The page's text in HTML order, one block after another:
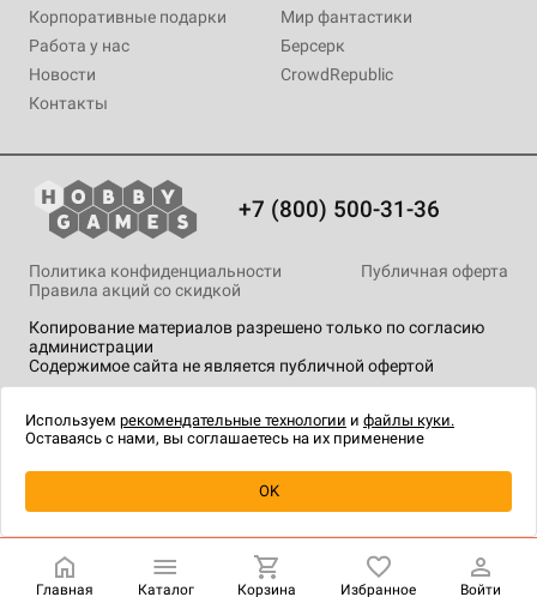
Уведомить о наличии
Корпоративные подарки
Работа у нас
Новости
Контакты
Мир фантастики
Берсерк
CrowdRepublic
+7 (800) 500-31-36
Копирование материалов разрешено только по согласию
администрации
Содержимое сайта не является публичной офертой
Политика конфиденциальности
Публичная оферта
Правила акций со скидкой
технологии.
Главная Каталог Корзина Избранное Войти
Используем рекомендательные технологии и файлы куки.
Оставаясь с нами, вы соглашаетесь на их применение
OK